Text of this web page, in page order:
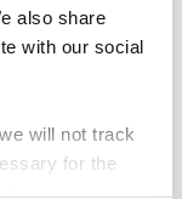
also share
with our social
will not track
for the